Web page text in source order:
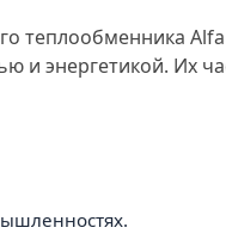
теплообменника
и энергетикой. Их